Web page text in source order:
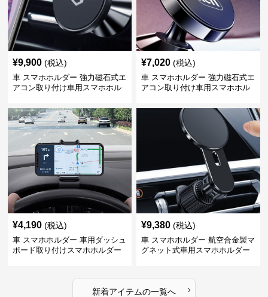
¥9,900 (税込)
車 スマホホルダー 強力磁石式エ
アコン取り付け車用スマホホル
¥7,020 (税込)
車 スマホホルダー 強力磁石式エ
アコン取り付け車用スマホホル
¥4,190 (税込)
車 スマホホルダー 車用ダッシュ
ボード取り付けスマホホルダー
¥9,380 (税込)
車 スマホホルダー 航空合金製マ
グネット式車用スマホホルダー
新着アイテムの一覧へ ›